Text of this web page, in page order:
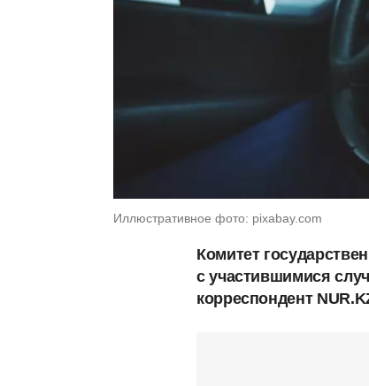
Иллюстративное фото: pixabay.com
Комитет
с участившимися
корреспондент